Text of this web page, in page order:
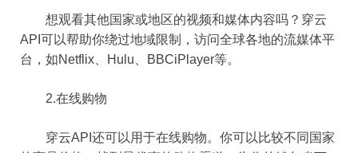
想观看其他国家或地区的视频和媒体内容吗？穿云
API可以帮助你绕过地域限制，访问全球各地的流媒体平
台，如Netflix、Hulu、BBCiPlayer等。
2.在线购物
穿云API还可以用于在线购物。你可以比较不同国家